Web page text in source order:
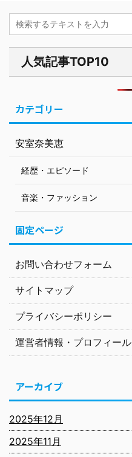
人気記事TOP10
カテゴリー
安室奈美恵
経歴・エピソード
音楽・ファッション
固定ページ
お問い合わせフォーム
サイトマップ
プライバシーポリシー
運営者情報・プロフィール
アーカイブ
2025年12月
2025年11月